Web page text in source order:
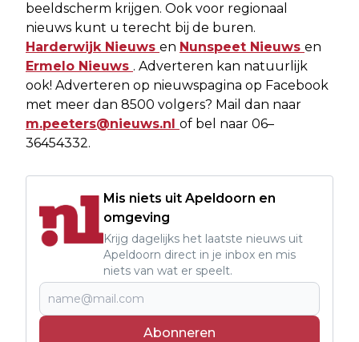
beeldscherm krijgen. Ook voor regionaal
nieuws kunt u terecht bij de buren.
Harderwijk Nieuws en Nunspeet Nieuws en
Ermelo Nieuws . Adverteren kan natuurlijk
ook! Adverteren op nieuwspagina op Facebook
met meer dan 8500 volgers? Mail dan naar
m.peeters@nieuws.nl of bel naar 06–
36454332.
Mis niets uit Apeldoorn en
omgeving
Krijg dagelijks het laatste nieuws uit
Apeldoorn direct in je inbox en mis
niets van wat er speelt.
Abonneren